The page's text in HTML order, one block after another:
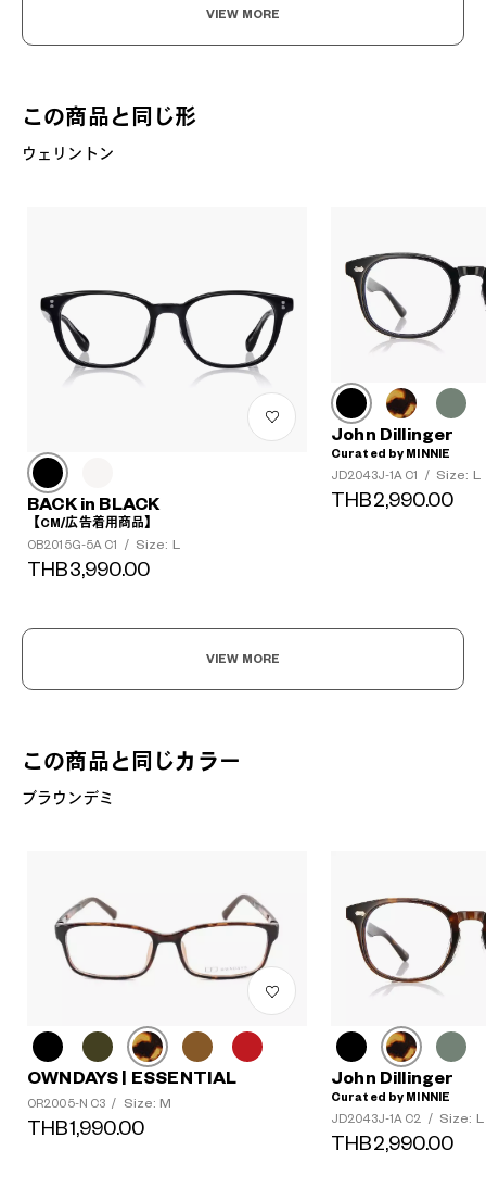
VIEW MORE
この商品と同じ形
ウェリントン
BACK in BLACK
【CM/広告着用商品】
OB2015G-5A C1
/ Size: L
THB3,990.00
John Dillinger
Curated by MINNIE
JD2043J-1A C1
/ Size: L
THB2,990.00
VIEW MORE
この商品と同じカラー
ブラウンデミ
OWNDAYS | ESSENTIAL
OR2005-N C3 / Size: M
THB1,990.00
John Dillinger
Curated by MINNIE
JD2043J-1A C2
/ Size: L
THB2,990.00